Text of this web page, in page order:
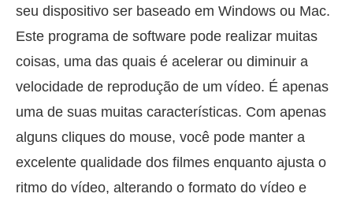
seu dispositivo ser baseado em Windows ou Mac.
Este programa de software pode realizar muitas
coisas, uma das quais é acelerar ou diminuir a
velocidade de reprodução de um vídeo. É apenas
uma de suas muitas características. Com apenas
alguns cliques do mouse, você pode manter a
excelente qualidade dos filmes enquanto ajusta o
ritmo do vídeo, alterando o formato do vídeo e